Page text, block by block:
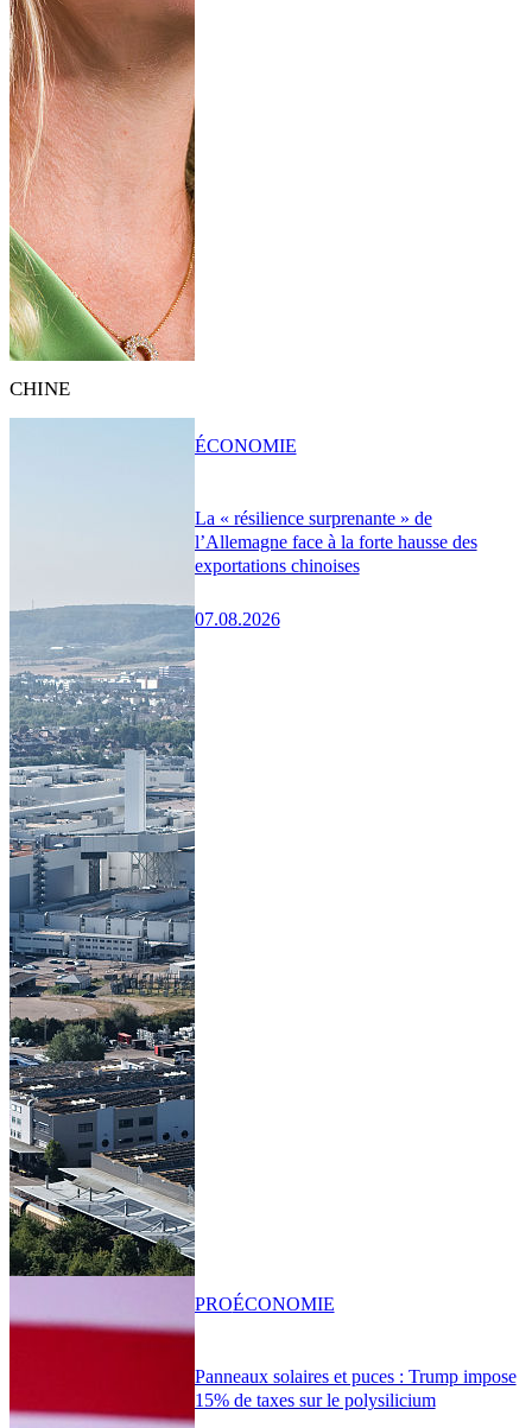
CHINE
La « résilience surprenante » de
l’Allemagne face à la forte hausse des
exportations chinoises
07.08.2026
ÉCONOMIE
Panneaux solaires et puces : Trump impose
15% de taxes sur le polysilicium
PROÉCONOMIE